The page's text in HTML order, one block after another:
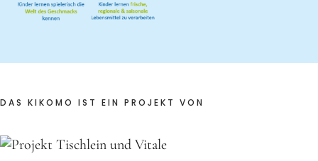
DAS KIKOMO IST EIN PROJEKT VON